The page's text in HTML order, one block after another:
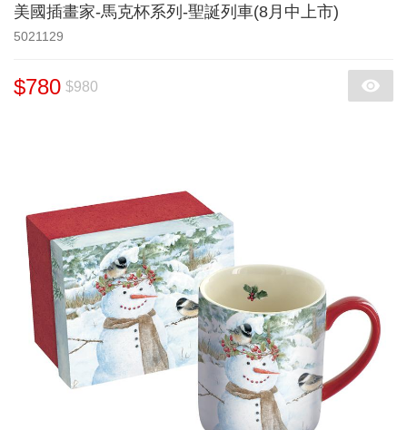
美國插畫家-馬克杯系列-聖誕列車(8月中上市)
5021129
$780 $980